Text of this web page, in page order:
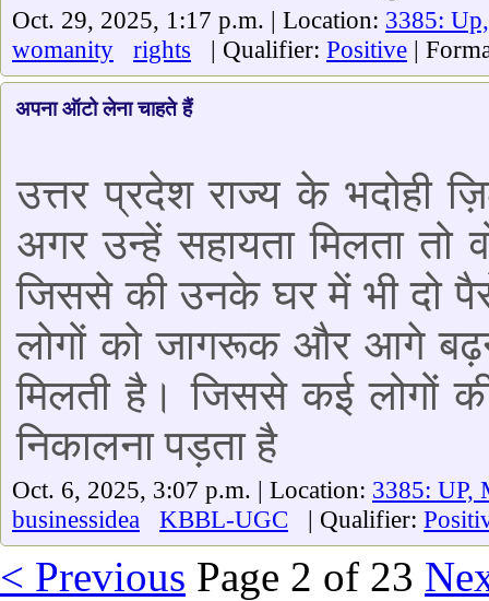
Oct. 29, 2025, 1:17 p.m. | Location: 3385:
womanity
rights | Qualifier: Positive |
अपना ऑटो लेना चाहते हैं
उत्तर प्रदेश राज्य के भदोही
अगर उन्हें सहायता मिलता तो
जिससे की उनके घर में भी दो
लोगों को जागरूक और आगे
मिलती है। जिससे कई लोगों
निकालना पड़ता है
Oct. 6, 2025, 3:07 p.m. | Location: 3385: UP,
businessidea
KBBL-UGC | Qualifier:
< Previous Page 2 of 23